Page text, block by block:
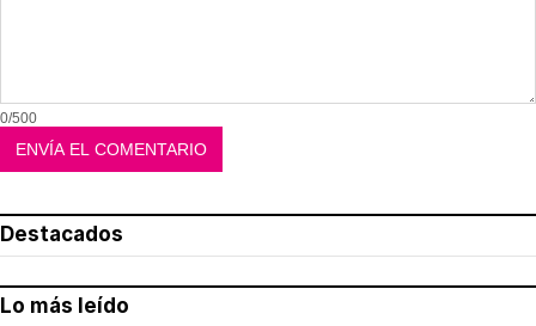
0/500
Destacados
Lo más leído